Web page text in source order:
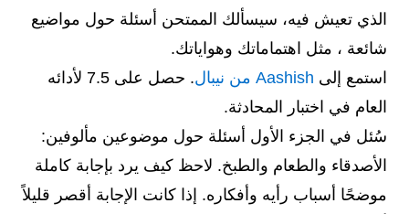
الذي تعيش فيه، سيسألك الممتحن أسئلة حول مواضيع
شائعة ، مثل اهتماماتك وهواياتك.
استمع إلى Aashish من نيبال
. حصل على 7.5 لأدائه
العام في اختبار المحادثة.
سُئل في الجزء الأول أسئلة حول موضوعين مألوفين:
الأصدقاء والطعام والطبخ. لاحظ كيف يرد بإجابة كاملة
موضحًا أسباب رأيه وأفكاره. إذا كانت الإجابة أقصر قليلاً